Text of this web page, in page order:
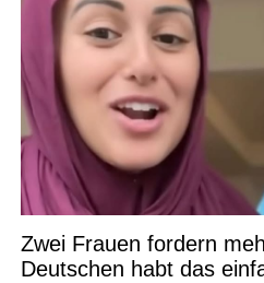
Zwei Frauen fordern
Deutschen habt das